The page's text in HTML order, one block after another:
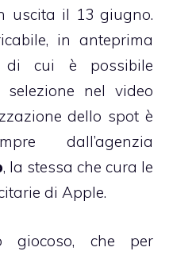
uscita il 13 giugno.
in anteprima
di cui è possibile
nel video
dello spot è
dall’agenzia
, la stessa che cura le
di Apple.
che per